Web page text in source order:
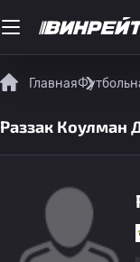
Главная
Раззак Коулман